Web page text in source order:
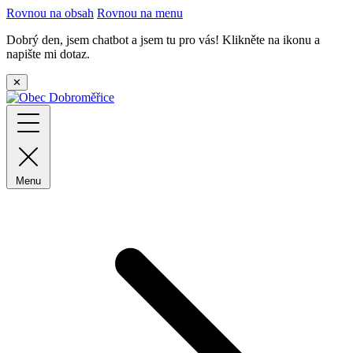
Rovnou na obsah Rovnou na menu
Dobrý den, jsem chatbot a jsem tu pro vás! Klikněte na ikonu a
napište mi dotaz.
✕
Menu